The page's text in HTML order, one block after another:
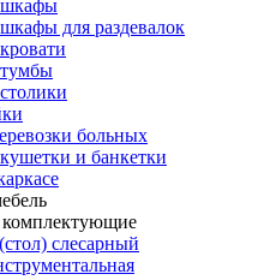
для раздевалок
больных
и банкетки
слесарный